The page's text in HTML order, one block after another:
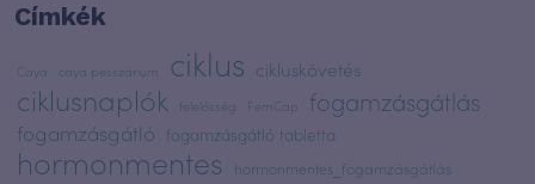
Címkék
Caya caya pesszárium ciklus cikluskövetés
ciklusnaplók felelősség FemCap fogamzásgátlás
fogamzásgátló fogamzásgátló tabletta
hormonmentes hormonmentes_fogamzásgátlás